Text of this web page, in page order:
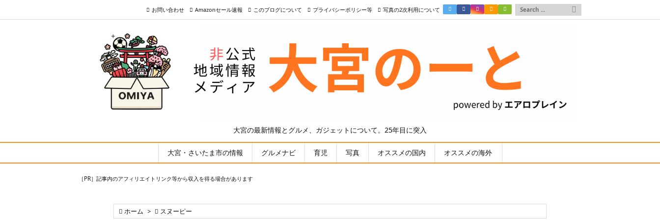
大宮の最新情報とグルメ、ガジェットについて。25年目に突入
大宮・さいたま市の情報 グルメナビ 育児 写真 オススメの国内 オススメの海外
お問い合わせ Amazonセール速報 このブログについて プライバシーポリシー等 写真の2次利用について 
［PR］記事内のアフィリエイトリンク等から収入を得る場合があります
 ホーム >  スヌーピー